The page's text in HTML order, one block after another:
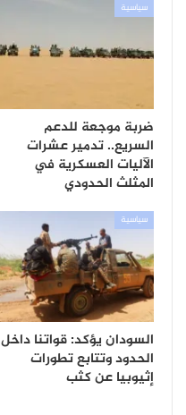
سياسية
ضربة موجعة للدعم
السريع.. تدمير عشرات
الآليات العسكرية في
المثلث الحدودي
سياسية
السودان يؤكد: قواتنا داخل
الحدود وتتابع تطورات
إثيوبيا عن كثب